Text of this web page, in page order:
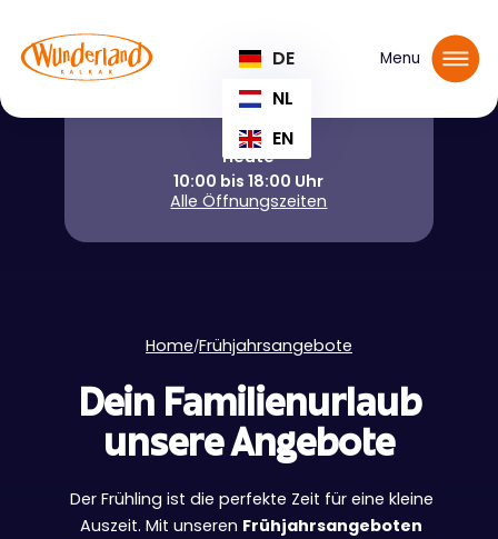
DE
NL
EN
Menu
Heute
10:00 bis 18:00 Uhr
Alle Öffnungszeiten
Tickets reservieren
Home/Frühjahrsangebote
Dein Familienurlaub
unsere Angebote
Der Frühling ist die perfekte Zeit für eine kleine
Auszeit. Mit unseren Frühjahrsangeboten